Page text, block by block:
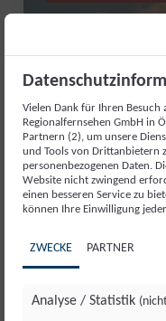
RED BULL
GESAMTSIEG
Vielen Dank für Ihren Besuch
Regionalfernsehen GmbH in
Partnern (2), um unsere
und Tools von Drittanbietern
personenbezogenen Daten.
Website nicht zwingend
einen besseren Service zu
können Ihre Einwilligung
ZWECKE PARTNER
Analyse / Statistik